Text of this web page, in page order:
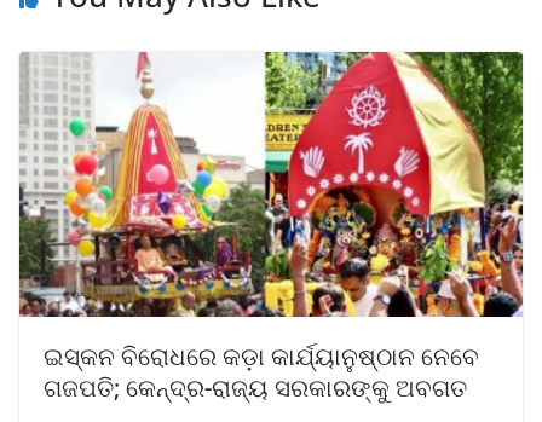
ଇସ୍କନ ବିରୋଧରେ କଡ଼ା କାର୍ଯ୍ୟାନୁଷ୍ଠାନ ନେବେ
ଗଜପତି; କେନ୍ଦ୍ର-ରାଜ୍ୟ ସରକାରଙ୍କୁ ଅବଗତ